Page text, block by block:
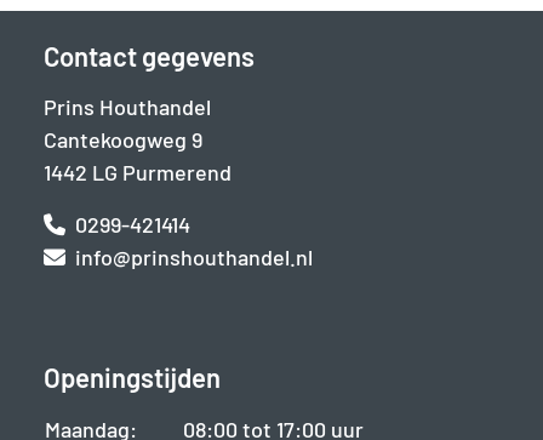
Contact gegevens
Prins Houthandel
Cantekoogweg 9
1442 LG Purmerend
0299-421414
info@prinshouthandel.nl
Openingstijden
Maandag:
08:00 tot 17:00 uur